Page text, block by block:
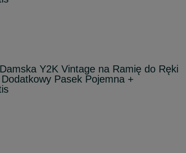
Y2K Vintage na Ramię do Ręki
Pasek Pojemna +